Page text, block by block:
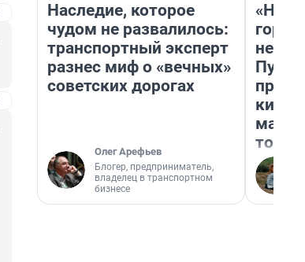
Наследие, которое
чудом не развалилось:
транспортный эксперт
разнес миф о «вечных»
советских дорогах
Олег Арефьев
Блогер, предприниматель,
владелец в транспортном
бизнесе
«Нет
того